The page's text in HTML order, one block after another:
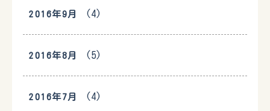
2016年9月 (4)
2016年8月 (5)
2016年7月 (4)